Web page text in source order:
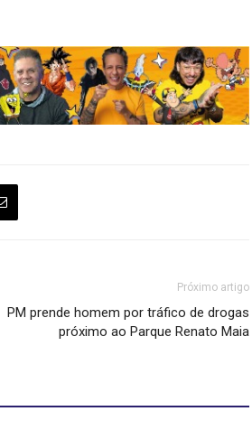
Próximo artigo
PM prende homem por tráfico de drogas
próximo ao Parque Renato Maia